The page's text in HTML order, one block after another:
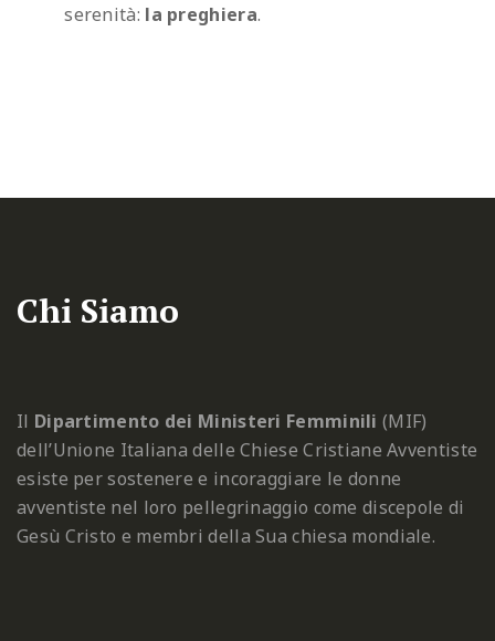
serenità: la preghiera.
Chi Siamo
Il Dipartimento dei Ministeri Femminili (MIF)
dell’Unione Italiana delle Chiese Cristiane Avventiste
esiste per sostenere e incoraggiare le donne
avventiste nel loro pellegrinaggio come discepole di
Gesù Cristo e membri della Sua chiesa mondiale.